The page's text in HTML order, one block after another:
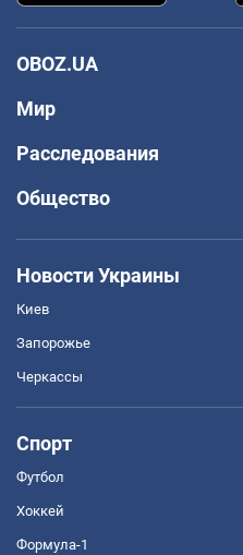
OBOZ.UA
Мир
Расследования
Общество
Новости Украины
Киев
Запорожье
Черкассы
Спорт
Футбол
Хоккей
Формула-1